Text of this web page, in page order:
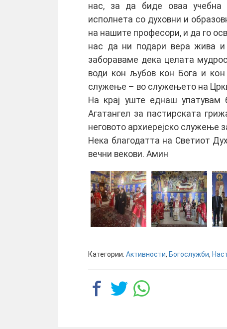
нас, за да биде оваа учебна
исполнета со духовни и
на нашите професори, и да го
нас да ни подари вера жива
забораваме дека целата
води кон љубов кон Бога и кон
служење – во служењето на
На крај уште еднаш упатувам
Агатангел за пастирската
неговото архиерејско служење
Нека благодатта на Светиот
вечни векови. Амин
Категории: Активности, Богослужби,